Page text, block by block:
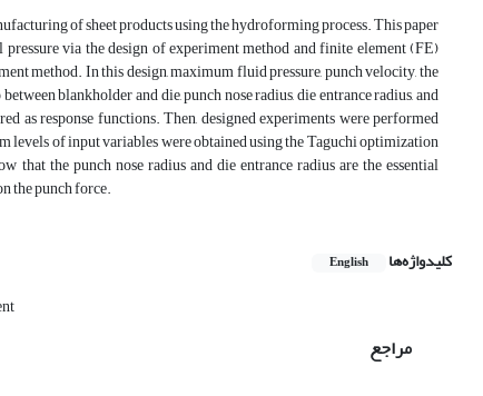
of sheet products using the hydroforming process. This paper
via the design of experiment method and finite element (FE)
method. In this design, maximum fluid pressure, punch velocity, the
blankholder and die, punch nose radius, die entrance radius, and
as response functions. Then, designed experiments were performed
levels of input variables were obtained using the Taguchi optimization
the punch nose radius and die entrance radius are the essential
the punch force.
کلیدواژه‌ها English
مراجع